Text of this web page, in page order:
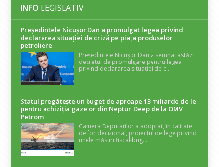
INFO LEGISLATIV
Președintele Nicuşor Dan a promulgat legea privind
declararea situaţiei de criză pe piaţa produselor
petroliere
Președintele Nicușor Dan a semnat astăzi
decretul de promulgare pentru legea
privind declararea situației de c...
Statul pregătește un buget de aproape 13 miliarde de lei
pentru achiziția gazelor din Neptun Deep de la OMV
Petrom
Camera Deputaților a adoptat, în calitate
de for decizional, proiectul de lege privind
unele măsuri fiscal-bug...